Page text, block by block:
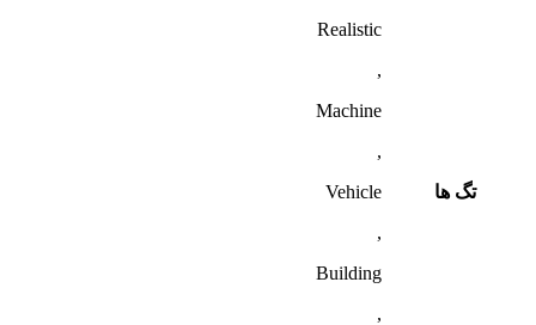
تگ ها
Realistic
,
Machine
,
Vehicle
,
Building
,